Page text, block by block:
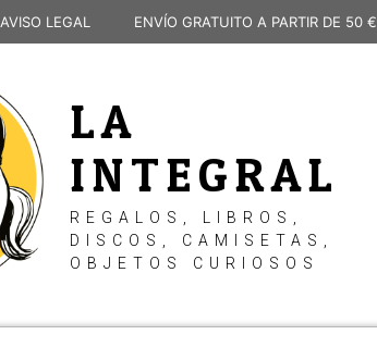
AVISO LEGAL ENVÍO GRATUITO A PARTIR DE 50 €
LA
INTEGRAL
REGALOS, LIBROS,
DISCOS, CAMISETAS,
OBJETOS CURIOSOS